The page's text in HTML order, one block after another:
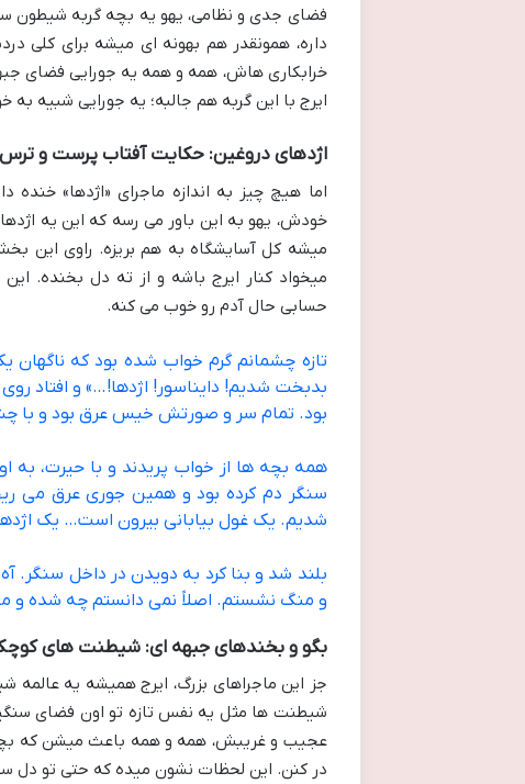
فضای جدی و نظامی، یهو یه بچه گربه شیطون سر
داره، همونقدر هم بهونه ای میشه برای کلی
خرابکاری هاش، همه و همه یه جورایی فضای
ایرج با این گربه هم جالبه؛ یه جورایی شبیه
اژدهای دروغین: حکایت آفتاب پرست و ترس
اما هیچ چیز به اندازه ماجرای «اژدها»
خودش، یهو به این باور می رسه که این یه
میشه کل آسایشگاه به هم بریزه. راوی این
میخواد کنار ایرج باشه و از ته دل بخنده.
حسابی حال آدم رو خوب می کنه.
تازه چشمانم گرم خواب شده بود که ناگهان
بدبخت شدیم! دایناسور! اژدها!…» و افتاد
بود. تمام سر و صورتش خیس عرق بود و با
همه بچه ها از خواب پریدند و با حیرت، به
سنگر دم کرده بود و همین جوری عرق می
شدیم. یک غول بیابانی بیرون است… یک اژدها
بلند شد و بنا کرد به دویدن در داخل سنگر.
و منگ نشستم. اصلاً نمی دانستم چه شده و
بگو و بخندهای جبهه ای: شیطنت های
جز این ماجراهای بزرگ، ایرج همیشه یه
شیطنت ها مثل یه نفس تازه تو اون فضای
عجیب و غریبش، همه و همه باعث میشن که
در کنن. این لحظات نشون میده که حتی تو دل